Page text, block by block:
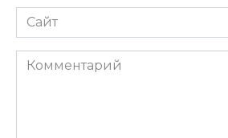
Сайт
Комментарий